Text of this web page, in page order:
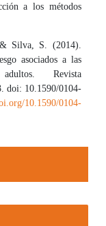
a los métodos
Silva, S. (2014).
asociados a las
Revista
doi: 10.1590/0104-
10.1590/0104-